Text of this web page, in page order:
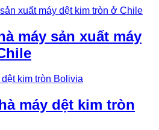
máy sản xuất máy
máy dệt kim tròn